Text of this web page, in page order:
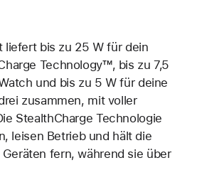
liefert bis zu 25 W für dein
Technology™, bis zu 7,5
und bis zu 5 W für deine
zusammen, mit voller
StealthCharge Technologie
leisen Betrieb und hält die
fern, während sie über